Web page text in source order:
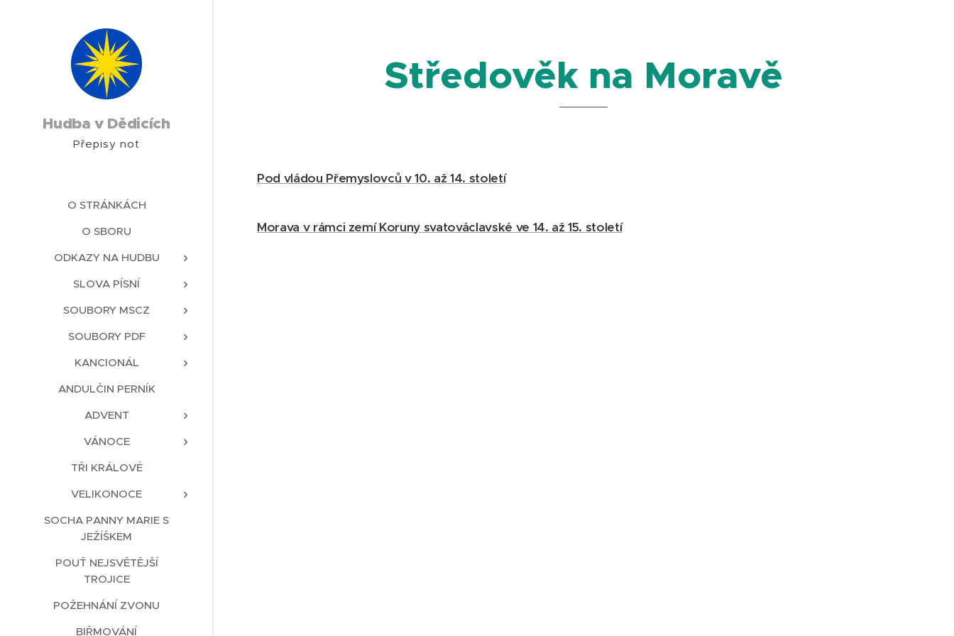
Hudba v Dědicích
Přepisy not
O STRÁNKÁCH
O SBORU
ODKAZY NA HUDBU
SLOVA PÍSNÍ
SOUBORY MSCZ
SOUBORY PDF
KANCIONÁL
ANDULČIN PERNÍK
ADVENT
VÁNOCE
TŘI KRÁLOVÉ
VELIKONOCE
SOCHA PANNY MARIE S
JEŽÍŠKEM
POUŤ NEJSVĚTĚJŠÍ
TROJICE
POŽEHNÁNÍ ZVONU
BIŘMOVÁNÍ
Středověk na Moravě
Pod vládou Přemyslovců v 10. až 14. století
Morava v rámci zemí Koruny svatováclavské ve 14. až 15. století